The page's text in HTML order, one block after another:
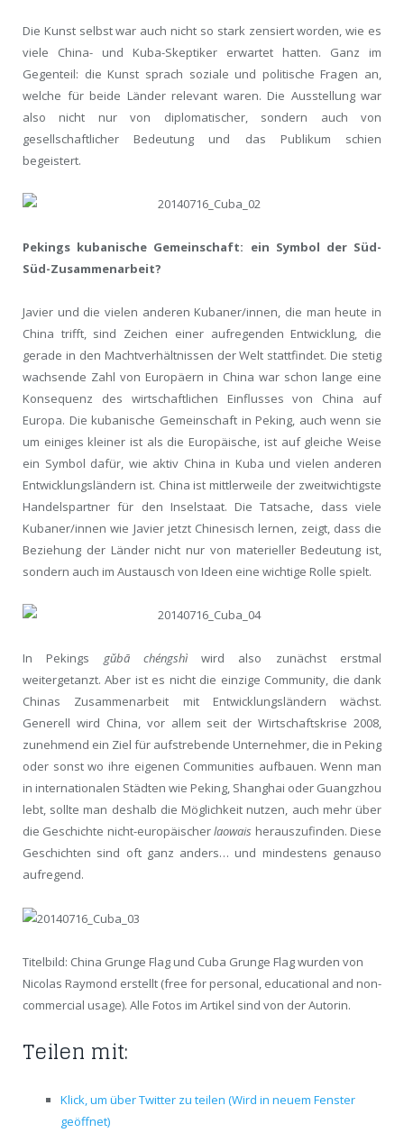
Die Kunst selbst war auch nicht so stark zensiert worden, wie es
viele China- und Kuba-Skeptiker erwartet hatten. Ganz im
Gegenteil: die Kunst sprach soziale und politische Fragen an,
welche für beide Länder relevant waren. Die Ausstellung war
also nicht nur von diplomatischer, sondern auch von
gesellschaftlicher Bedeutung und das Publikum schien
begeistert.
Pekings kubanische Gemeinschaft: ein Symbol der Süd-
Süd-Zusammenarbeit?
Javier und die vielen anderen Kubaner/innen, die man heute in
China trifft, sind Zeichen einer aufregenden Entwicklung, die
gerade in den Machtverhältnissen der Welt stattfindet. Die stetig
wachsende Zahl von Europäern in China war schon lange eine
Konsequenz des wirtschaftlichen Einflusses von China auf
Europa. Die kubanische Gemeinschaft in Peking, auch wenn sie
um einiges kleiner ist als die Europäische, ist auf gleiche Weise
ein Symbol dafür, wie aktiv China in Kuba und vielen anderen
Entwicklungsländern ist. China ist mittlerweile der zweitwichtigste
Handelspartner für den Inselstaat. Die Tatsache, dass viele
Kubaner/innen wie Javier jetzt Chinesisch lernen, zeigt, dass die
Beziehung der Länder nicht nur von materieller Bedeutung ist,
sondern auch im Austausch von Ideen eine wichtige Rolle spielt.
In Pekings gǔbā chéngshìwird also zunächst erstmal
weitergetanzt. Aber ist es nicht die einzige Community, die dank
Chinas Zusammenarbeit mit Entwicklungsländern wächst.
Generell wird China, vor allem seit der Wirtschaftskrise 2008,
zunehmend ein Ziel für aufstrebende Unternehmer, die in Peking
oder sonst wo ihre eigenen Communities aufbauen. Wenn man
in internationalen Städten wie Peking, Shanghai oder Guangzhou
lebt, sollte man deshalb die Möglichkeit nutzen, auch mehr über
die Geschichte nicht-europäischerlaowais herauszufinden. Diese
Geschichten sind oft ganz anders… und mindestens genauso
aufregend.
Titelbild: China Grunge Flag und Cuba Grunge Flag wurden von
Nicolas Raymond erstellt (free for personal, educational and non-
commercial usage). Alle Fotos im Artikel sind von der Autorin.
Teilen mit:
Klick, um über Twitter zu teilen (Wird in neuem Fenster
geöffnet)